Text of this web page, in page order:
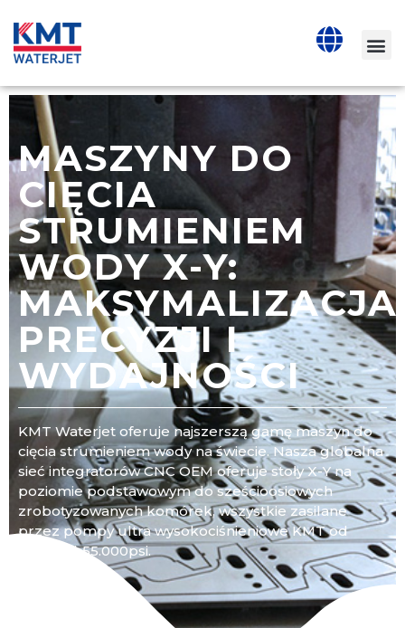
MASZYNY DO
CIĘCIA
STRUMIENIEM
WODY X-Y:
MAKSYMALIZACJA
PRECYZJI I
WYDAJNOŚCI
KMT Waterjet oferuje najszerszą gamę maszyn do
cięcia strumieniem wody na świecie. Nasza globalna
sieć integratorów CNC OEM oferuje stoły X-Y na
poziomie podstawowym do sześcioosiowych
zrobotyzowanych komórek, wszystkie zasilane
przez pompy ultra wysokociśnieniowe KMT od
6.000psi-55.000psi.